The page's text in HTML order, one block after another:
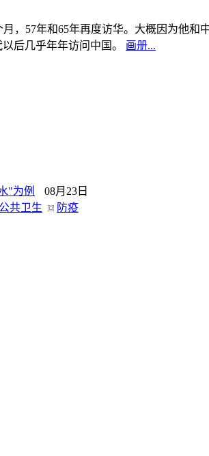
月，57年和65年再度访华。大概因为他
后几乎年年访问中国。 画册...
"为例
08月23日
公共卫生
防疫